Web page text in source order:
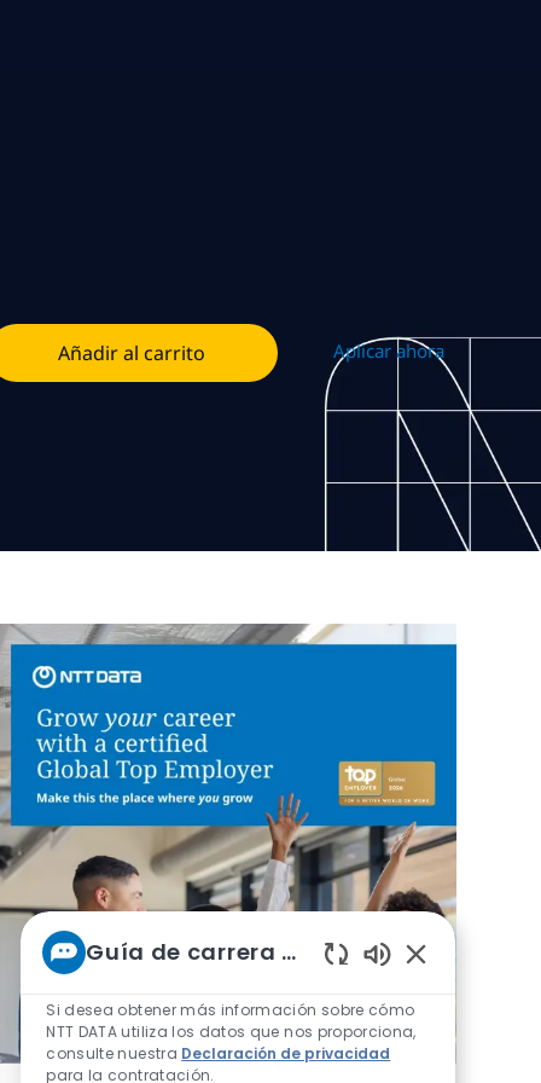
Añadir al carrito Aplicar ahora
Guía de carrera de NTT
Sonidos de
Si desea obtener más información sobre cómo
NTT DATA utiliza los datos que nos proporciona,
consulte nuestra Declaración de privacidad
para la contratación.